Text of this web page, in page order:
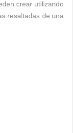
crear utilizando
resaltadas de una